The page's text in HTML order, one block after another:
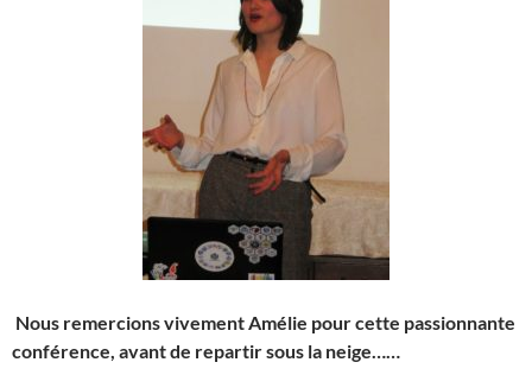
Nous remercions vivement Amélie pour cette passionnante
conférence, avant de repartir sous la neige……